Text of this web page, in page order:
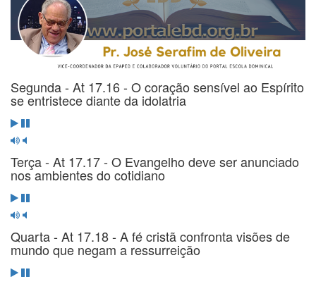
Segunda - At 17.16 - O coração sensível ao Espírito
se entristece diante da idolatria
Terça - At 17.17 - O Evangelho deve ser anunciado
nos ambientes do cotidiano
Quarta - At 17.18 - A fé cristã confronta visões de
mundo que negam a ressurreição